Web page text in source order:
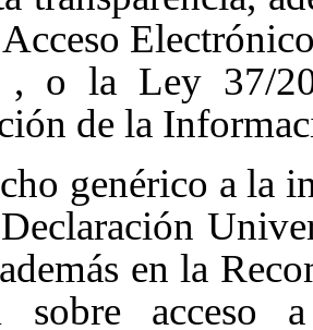
, o la Ley 37/
de la
genérico a la
en la
sobre acceso